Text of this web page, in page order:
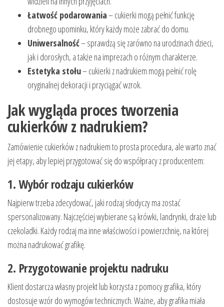
Łatwość podarowania– cukierki mogą pełnić funkcję
drobnego upominku, który każdy może zabrać do domu.
Uniwersalność– sprawdzą się zarówno na urodzinach dzieci,
jak i dorosłych, a także na imprezach o różnym charakterze.
Estetyka stołu– cukierki z nadrukiem mogą pełnić rolę
oryginalnej dekoracji i przyciągać wzrok.
Jak wygląda proces tworzenia
cukierków z nadrukiem?
Zamówienie cukierków z nadrukiem to prosta procedura, ale warto znać
jej etapy, aby lepiej przygotować się do współpracy z producentem:
1. Wybór rodzaju cukierków
Najpierw trzeba zdecydować, jaki rodzaj słodyczy ma zostać
spersonalizowany. Najczęściej wybierane są krówki, landrynki, draże lub
czekoladki. Każdy rodzaj ma inne właściwości i powierzchnię, na której
można nadrukować grafikę.
2. Przygotowanie projektu nadruku
Klient dostarcza własny projekt lub korzysta z pomocy grafika, który
dostosuje wzór do wymogów technicznych. Ważne, aby grafika miała